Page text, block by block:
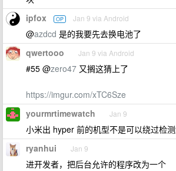
ipfox OP Jan 9 via Android
@azdcd 是的我要先去换电池了
qwertooo Jan 9 via Android
#55 @zero47 又搁这猜上了
https://imgur.com/xTC6Sze
yourmrtimewatch Jan 9
小米出 hyper 前的机型不是可以绕过检
ryanhui Jan 9
进开发者，把后台允许的程序改为一个